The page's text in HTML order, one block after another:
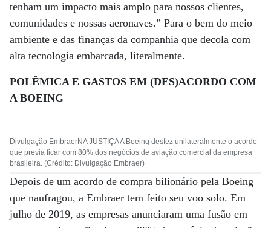
tenham um impacto mais amplo para nossos clientes,
comunidades e nossas aeronaves.” Para o bem do meio
ambiente e das finanças da companhia que decola com
alta tecnologia embarcada, literalmente.
POLÊMICA E GASTOS EM (DES)ACORDO COM
A BOEING
Divulgação EmbraerNA JUSTIÇA A Boeing desfez unilateralmente o acordo
que previa ficar com 80% dos negócios de aviação comercial da empresa
brasileira. (Crédito: Divulgação Embraer)
Depois de um acordo de compra bilionário pela Boeing
que naufragou, a Embraer tem feito seu voo solo. Em
julho de 2019, as empresas anunciaram uma fusão em